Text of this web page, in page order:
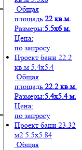
Общая
площадь:22 кв.м.
Размеры:5.5х6 м.
Цена:
по запросу
Проект бани 22.2
кв.м 5.4х5.4
Общая
площадь:22.2 кв.м.
Размеры:5.4х5.4 м.
Цена:
по запросу
Проект бани 23.32
м2 5.5х5.84
Общая